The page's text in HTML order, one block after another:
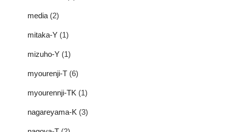
media (2)
mitaka-Y (1)
mizuho-Y (1)
myourenji-T (6)
myourennji-TK (1)
nagareyama-K (3)